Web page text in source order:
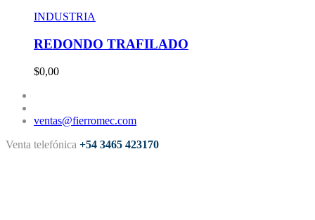
INDUSTRIA
REDONDO TRAFILADO
$0,00
ventas@fierromec.com
Venta telefónica +54 3465 423170